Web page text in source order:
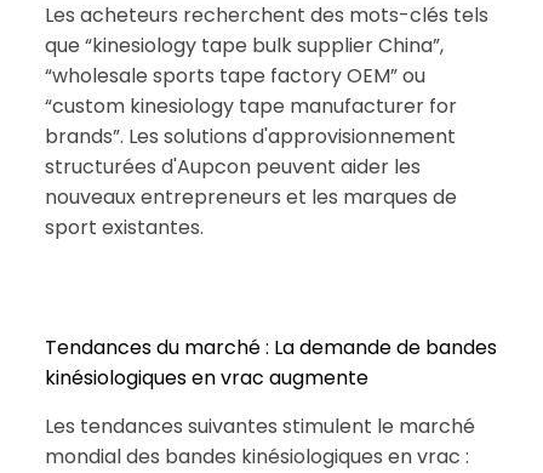
Les acheteurs recherchent des mots-clés tels
que “kinesiology tape bulk supplier China”,
“wholesale sports tape factory OEM” ou
“custom kinesiology tape manufacturer for
brands”. Les solutions d'approvisionnement
structurées d'Aupcon peuvent aider les
nouveaux entrepreneurs et les marques de
sport existantes.
Tendances du marché : La demande de bandes
kinésiologiques en vrac augmente
Les tendances suivantes stimulent le marché
mondial des bandes kinésiologiques en vrac :